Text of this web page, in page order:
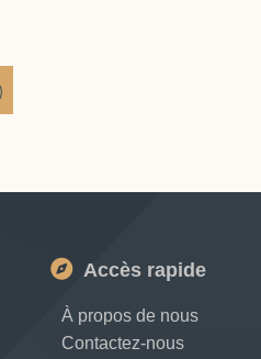
Accès rapide
À propos de nous
Contactez-nous